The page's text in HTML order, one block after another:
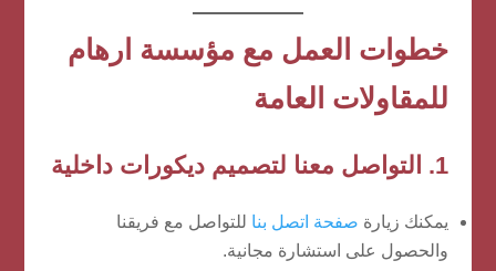
خطوات العمل مع مؤسسة ارهام
للمقاولات العامة
1. التواصل معنا لتصميم ديكورات داخلية
يمكنك زيارة صفحة اتصل بنا للتواصل مع فريقنا
والحصول على استشارة مجانية.